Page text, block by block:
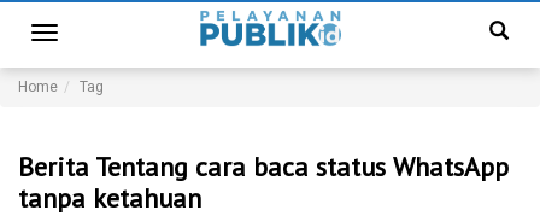
Toggle
navigation
Home Tag
Berita Tentang cara baca status WhatsApp
tanpa ketahuan